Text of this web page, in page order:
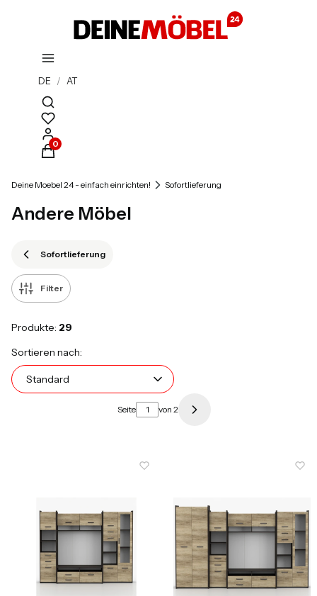
DE / AT
Suchmaschine öffnen
Produkte im Warenkorb: 0. Details anzeigen
Deine Moebel 24 - einfach einrichten! Sofortlieferung
Andere Möbel
Sofortlieferung
Filter
Produkte: 29
Produktliste
Sortieren nach:
Standard
Seite von 2 Nächste Produkte